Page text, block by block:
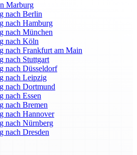
Marburg
nach Berlin
nach Hamburg
nach München
nach Köln
nach Frankfurt am Main
nach Stuttgart
nach Düsseldorf
nach Leipzig
nach Dortmund
nach Essen
nach Bremen
nach Hannover
nach Nürnberg
nach Dresden